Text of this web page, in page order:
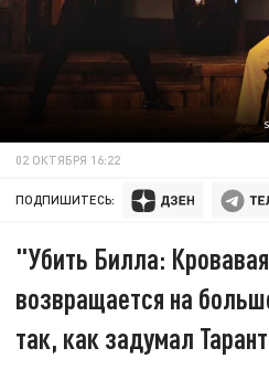
02 ОКТЯБРЯ 16:22
ПОДПИШИТЕСЬ:
"Убить Билла:
возвращается на
так, как задумал